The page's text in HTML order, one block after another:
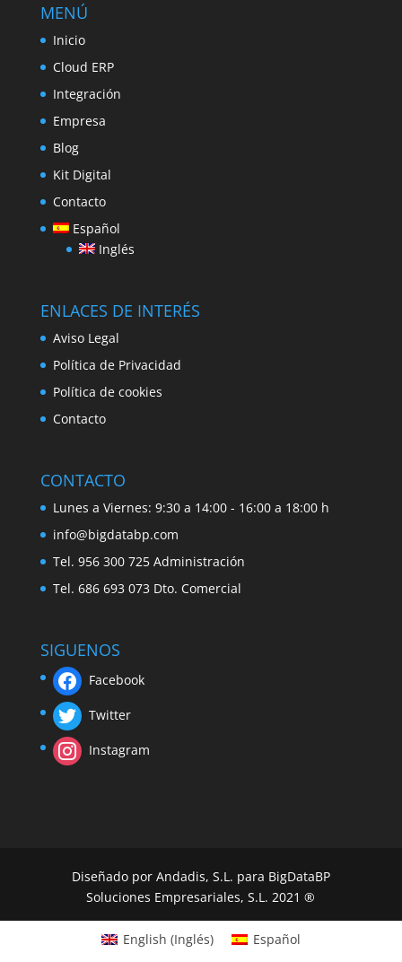
MENÚ
Inicio
Cloud ERP
Integración
Empresa
Blog
Kit Digital
Contacto
Español
Inglés
ENLACES DE INTERÉS
Aviso Legal
Política de Privacidad
Política de cookies
Contacto
CONTACTO
Lunes a Viernes: 9:30 a 14:00 - 16:00 a 18:00 h
info@bigdatabp.com
Tel. 956 300 725 Administración
Tel. 686 693 073 Dto. Comercial
SIGUENOS
Facebook
Twitter
Instagram
Diseñado por Andadis, S.L. para BigDataBP
Soluciones Empresariales, S.L. 2021 ®
English (Inglés) Español